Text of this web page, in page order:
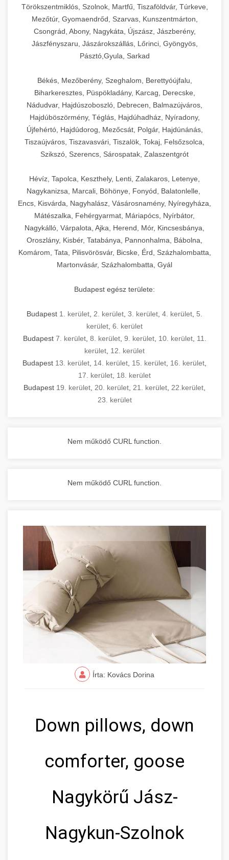
Törökszentmiklós, Szolnok, Martfű, Tiszaföldvár, Túrkeve,
Mezőtúr, Gyomaendrőd, Szarvas, Kunszentmárton,
Csongrád, Abony, Nagykáta, Újszász, Jászberény,
Jászfényszaru, Jászárokszállás, Lőrinci, Gyöngyös,
Pásztó,Gyula, Sarkad
Békés, Mezőberény, Szeghalom, Berettyóújfalu,
Biharkeresztes, Püspökladány, Karcag, Derecske,
Nádudvar, Hajdúszoboszló, Debrecen, Balmazújváros,
Hajdúböszörmény, Téglás, Hajdúhadház, Nyíradony,
Újfehértó, Hajdúdorog, Mezőcsát, Polgár, Hajdúnánás,
Tiszaújváros, Tiszavasvári, Tiszalök, Tokaj, Felsőzsolca,
Szikszó, Szerencs, Sárospatak, Zalaszentgrót
Hévíz, Tapolca, Keszthely, Lenti, Zalakaros, Letenye,
Nagykanizsa, Marcali, Böhönye, Fonyód, Balatonlelle,
Encs, Kisvárda, Nagyhalász, Vásárosnamény, Nyíregyháza,
Mátészalka, Fehérgyarmat, Máriapócs, Nyírbátor,
Nagykálló, Várpalota, Ajka, Herend, Mór, Kincsesbánya,
Oroszlány, Kisbér, Tatabánya, Pannonhalma, Bábolna,
Komárom, Tata, Pilisvörösvár, Bicske, Érd, Százhalombatta,
Martonvásár, Százhalombatta, Gyál
Budapest egész területe:
Budapest 1. kerület 2. kerület 3. kerület 4. kerület 5.
kerület 6. kerület
Budapest 7. kerület, 8. kerület, 9. kerület, 10. kerület, 11.
kerület 12. kerület
Budapest 13. kerület 14. kerület 15. kerület 16. kerület
17. kerület 18. kerület
Budapest 19. kerület 20. kerület 21. kerület 22.kerület
23. kerület
Nem működő CURL function.
Nem működő CURL function.
Írta: Kovács Dorina
Down pillows, down
comforter, goose
Nagykörű Jász-
Nagykun-Szolnok